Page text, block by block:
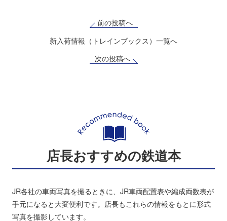
前の投稿へ
新入荷情報（トレインブックス）一覧へ
次の投稿へ
店長おすすめの鉄道本
JR各社の車両写真を撮るときに、JR車両配置表や編成両数表が
手元になると大変便利です。店長もこれらの情報をもとに形式
写真を撮影しています。